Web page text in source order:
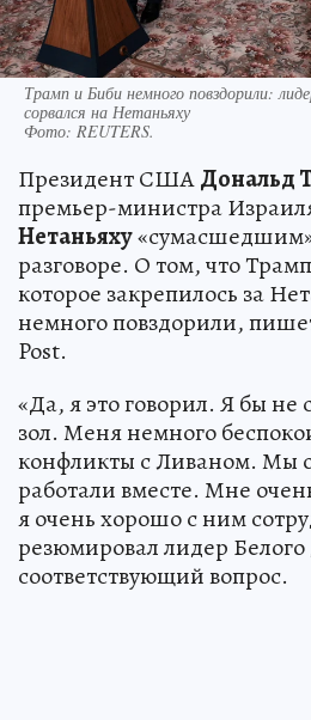
Трамп и Биби немного повздорили:
сорвался на Нетаньяху
Фото: REUTERS.
Президент СШАДональд
премьер-министра
Нетаньяху
разговоре. О том, что
которое закрепилось за
немного повздорили,
Post.
«Да, я это говорил. Я бы не
зол. Меня немного
конфликты с Ливаном. Мы
работали вместе. Мне
я очень хорошо с ним
резюмировал лидер
соответствующий вопрос.